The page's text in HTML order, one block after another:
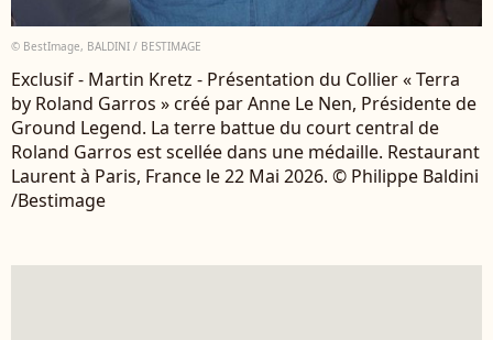
© BestImage, BALDINI / BESTIMAGE
Exclusif - Martin Kretz - Présentation du Collier « Terra
by Roland Garros » créé par Anne Le Nen, Présidente de
Ground Legend. La terre battue du court central de
Roland Garros est scellée dans une médaille. Restaurant
Laurent à Paris, France le 22 Mai 2026. © Philippe Baldini
/Bestimage